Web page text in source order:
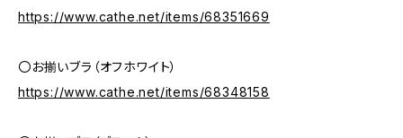
https://www.cathe.net/items/68351669
〇お揃いブラ（オフホワイト）
https://www.cathe.net/items/68348158